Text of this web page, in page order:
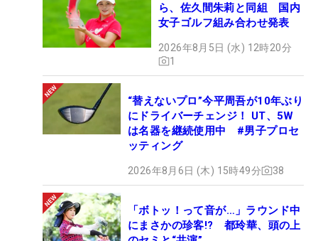
ら、佐久間朱莉と同組 国内
女子ゴルフ組み合わせ発表
2026年8月5日 (水) 12時20分
1
“替えないプロ”今平周吾が10年ぶり
にドライバーチェンジ！ UT、5W
は名器を継続使用中 #男子プロセ
ッティング
2026年8月6日 (木) 15時49分 38
「ボトッ！って音が…」ラウンド中
にまさかの珍客!? 都玲華、頭の上